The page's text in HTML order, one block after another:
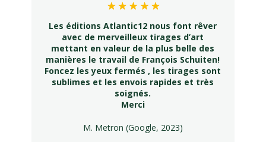
Les éditions Atlantic12 nous font rêver
avec de merveilleux tirages d’art
mettant en valeur de la plus belle des
manières le travail de François Schuiten!
Foncez les yeux fermés , les tirages sont
sublimes et les envois rapides et très
soignés.
Merci
M. Metron (Google, 2023)